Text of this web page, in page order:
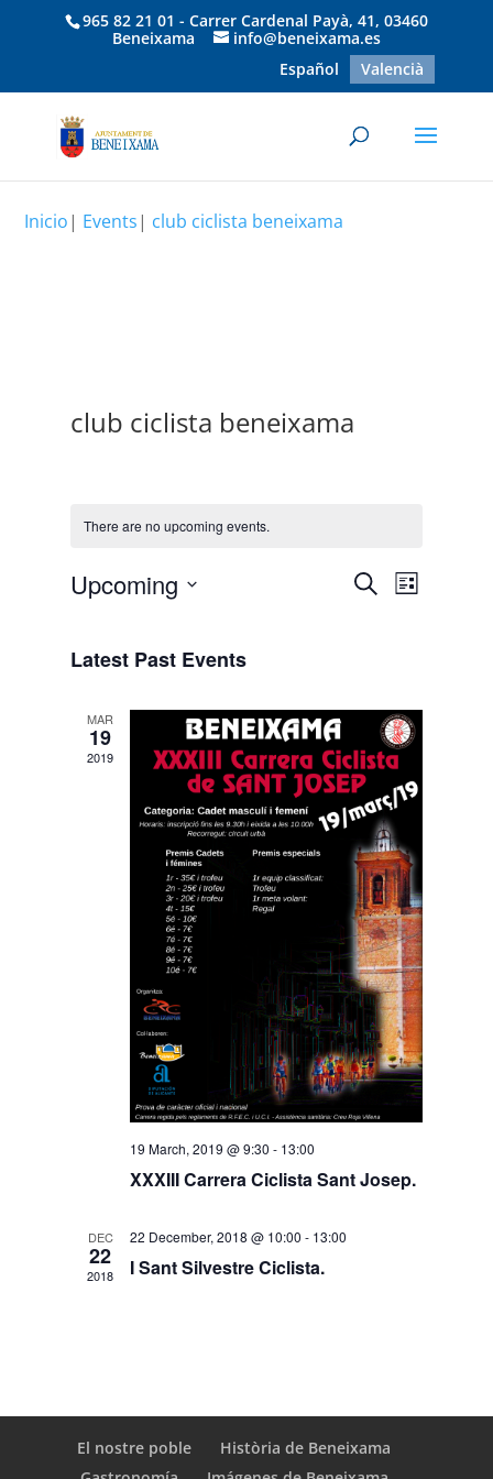
965 82 21 01 - Carrer Cardenal Payà, 41, 03460
Beneixama
info@beneixama.es
Español
Valencià
Inicio| Events| club ciclista beneixama
club ciclista beneixama
There are no upcoming events.
Events
SearchEvent
List
Upcoming
Latest Past Events
MAR
19
2019
19 March, 2019 @ 9:30 - 13:00
XXXIII Carrera Ciclista Sant Josep.
DEC
22
2018
22 December, 2018 @ 10:00 - 13:00
I Sant Silvestre Ciclista.
El nostre poble
Història de Beneixama